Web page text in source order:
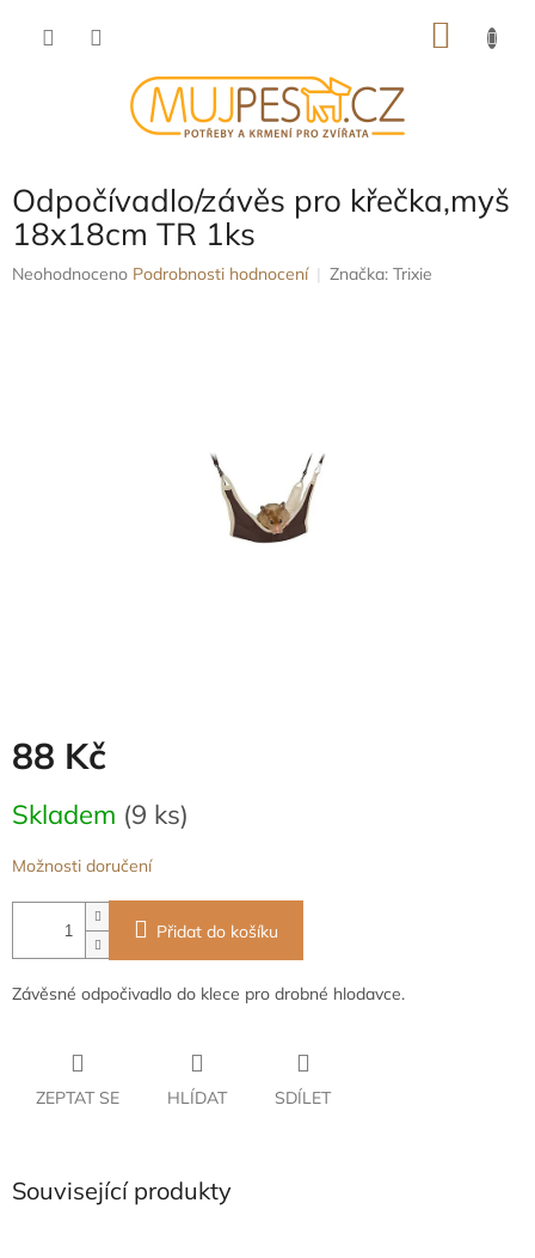
Odpočívadlo/závěs pro křečka,myš
18x18cm TR 1ks
Průměrné
Neohodnoceno Podrobnosti hodnocení Značka: Trixie
88 Kč
cena:
Skladem (9 ks)
Možnosti doručení
Přidat do košíku
Závěsné odpočivadlo do klece pro drobné hlodavce.
ZEPTAT SE HLÍDAT SDÍLET
Související produkty